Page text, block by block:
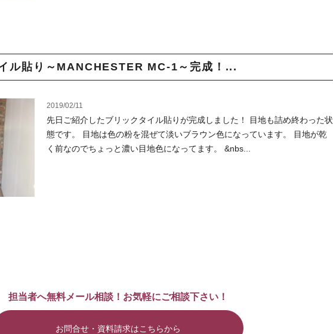
ル貼り～MANCHESTER MC-1～完成！...
2019/02/11
先日ご紹介したブリックタイル貼りが完成しました！ 目地も詰め終わった状
態です。 目地は色の粉を混ぜて淡いブラウン色になっています。 目地が乾
く前なのでちょっと濃い目地色になってます。 &nbs...
担当者へ無料メール相談！お気軽にご相談下さい！
お問合せ・資料請求はこちらから